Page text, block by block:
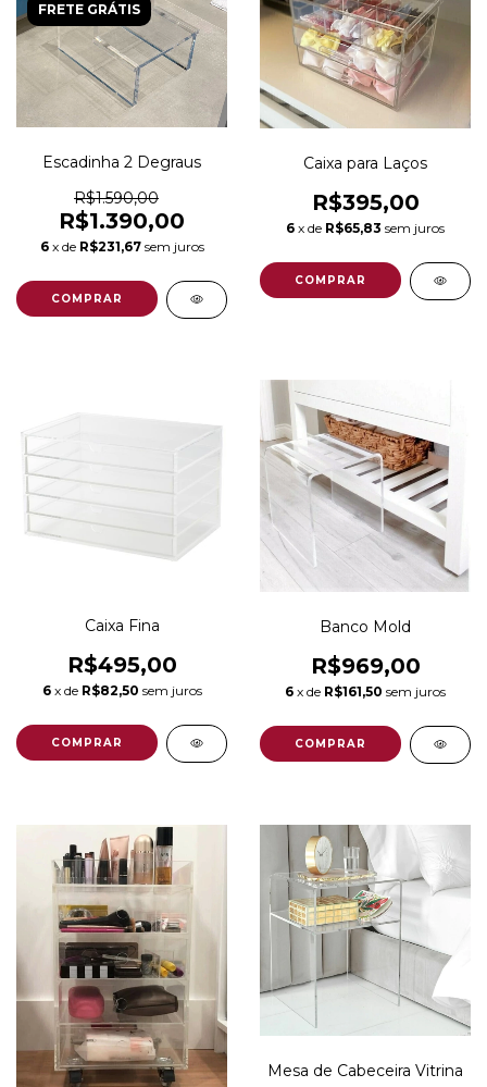
FRETE GRÁTIS
Escadinha 2 Degraus
R$1.590,00
R$1.390,00
6 x de R$231,67 sem juros
Caixa para Laços
R$395,00
6 x de R$65,83 sem juros
Caixa Fina
R$495,00
6 x de R$82,50 sem juros
Banco Mold
R$969,00
6 x de R$161,50 sem juros
Mesa de Cabeceira Vitrina